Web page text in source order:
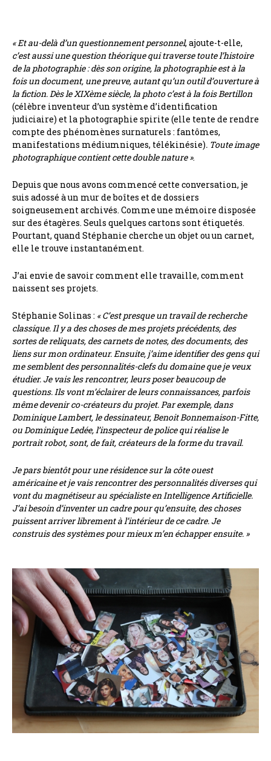
« Et au-delà d’un questionnement personnel, ajoute-t-elle,
c’est aussi une question théorique qui traverse toute l’histoire
de la photographie : dès son origine, la photographie est à la
fois un document, une preuve, autant qu’un outil d’ouverture à
la fiction. Dès le XIXème siècle, la photo c’est à la fois Bertillon
(célèbre inventeur d’un système d’identification
judiciaire) et la photographie spirite (elle tente de rendre
compte des phénomènes surnaturels : fantômes,
manifestations médiumniques, télékinésie). Toute image
photographique contient cette double nature ».
Depuis que nous avons commencé cette conversation, je
suis adossé à un mur de boîtes et de dossiers
soigneusement archivés. Comme une mémoire disposée
sur des étagères. Seuls quelques cartons sont étiquetés.
Pourtant, quand Stéphanie cherche un objet ou un carnet,
elle le trouve instantanément.
J’ai envie de savoir comment elle travaille, comment
naissent ses projets.
Stéphanie Solinas : « C’est presque un travail de recherche
classique. Il y a des choses de mes projets précédents, des
sortes de reliquats, des carnets de notes, des documents, des
liens sur mon ordinateur. Ensuite, j’aime identifier des gens qui
me semblent des personnalités-clefs du domaine que je veux
étudier. Je vais les rencontrer, leurs poser beaucoup de
questions. Ils vont m’éclairer de leurs connaissances, parfois
même devenir co-créateurs du projet. Par exemple, dans
Dominique Lambert, le dessinateur, Benoit Bonnemaison-Fitte,
ou Dominique Ledée, l’inspecteur de police qui réalise le
portrait robot, sont, de fait, créateurs de la forme du travail.
Je pars bientôt pour une résidence sur la côte ouest
américaine et je vais rencontrer des personnalités diverses qui
vont du magnétiseur au spécialiste en Intelligence Artificielle.
J’ai besoin d’inventer un cadre pour qu’ensuite, des choses
puissent arriver librement à l’intérieur de ce cadre. Je
construis des systèmes pour mieux m’en échapper ensuite. »